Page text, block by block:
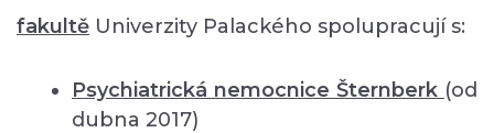
faku ltě Univerzity Palackého spolupracují s:
Psychiatrická nemocnice Šternberk (od
dubna 2017)